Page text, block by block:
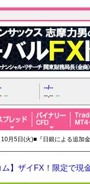
--
--/--
--.-- --
10月5日(火)■『日銀による追加
ム】ザイFX！限定で現